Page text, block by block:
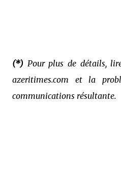
(*) Pour plus de détails,
azeritimes.com et la
communications résultante.